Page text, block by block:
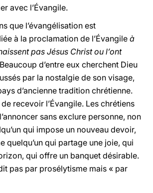
avec l’Évangile.
que l’évangélisation est
à la proclamation de l’Évangile à
pas Jésus Christ ou l’ont
d’entre eux cherchent Dieu
par la nostalgie de son visage,
d’ancienne tradition chrétienne.
recevoir l’Évangile. Les chrétiens
sans exclure personne, non
qui impose un nouveau devoir,
quelqu’un qui partage une joie, qui
qui offre un banquet désirable.
pas par prosélytisme mais « par